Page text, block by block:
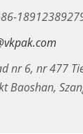
nr 6, nr 477
Baoshan,